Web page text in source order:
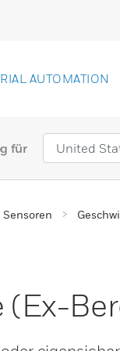
AUTOMATION
für
Sensoren
(Ex-